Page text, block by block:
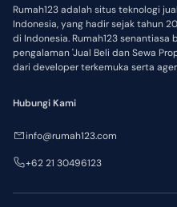
Rumah123 adalah situs teknologi
Indonesia, yang hadir sejak tahun
di Indonesia. Rumah123
pengalaman 'Jual Beli dan Sewa
dari developer terkemuka serta
Hubungi Kami
info@rumah123.com
+62 21 30496123